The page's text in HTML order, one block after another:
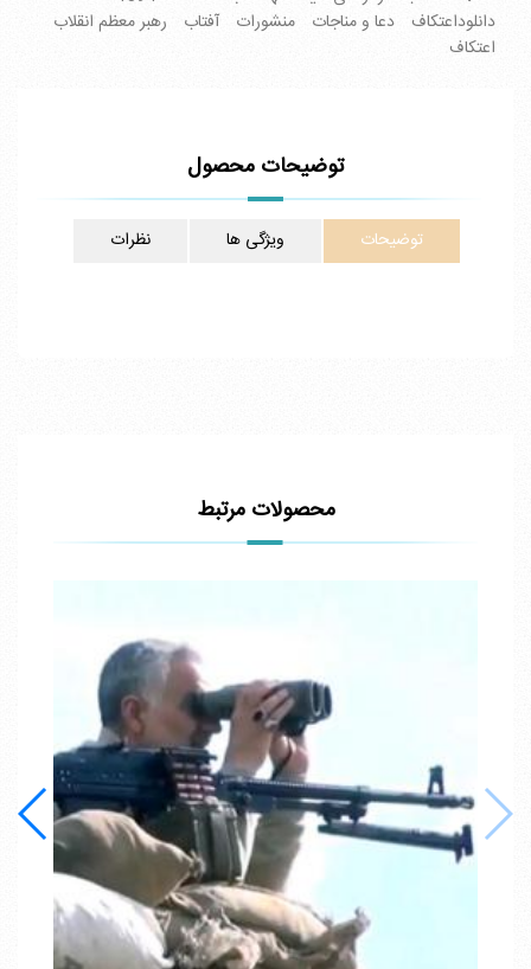
دانلوداعتکاف دعا و مناجات منشورات آفتاب
رهبر معظم انقلاب
اعتکاف
توضیحات محصول
توضیحات ویژگی ها نظرات
محصولات مرتبط